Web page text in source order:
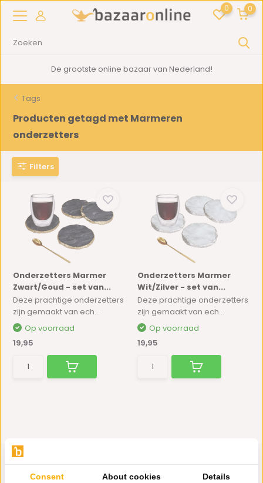
0 0
De grootste online bazaar van Nederland!
Tags
Producten getagd met Marmeren
onderzetters
Filters
Onderzetters Marmer
Zwart/Goud - set van...
Deze prachtige onderzetters
zijn gemaakt van ech...
Op voorraad
19,95
Onderzetters Marmer
Wit/Zilver - set van...
Deze prachtige onderzetters
zijn gemaakt van ech...
Op voorraad
19,95
Consent About cookies Details